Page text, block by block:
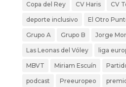
Copa del Rey CV Haris CV
deporte inclusivo El Otro
Grupo A Grupo B Jorge
Las Leonas del Vóley liga
MBVT Miriam Escuín
podcast Preeuropeo